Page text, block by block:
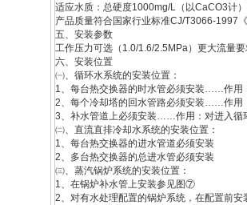
适应水质：总硬度1000mg/L（以CaCO3计）
产品质量符合国家行业标准CJ/T3066-1997《
五、安装参数
工作压力可选（1.0/1.6/2.5MPa）更大流量
六、安装位置
㈠、循环水系统的安装位置：
1、每台热交换器的时水管必须安装……作用
2、每个冷却塔的回水管路必须安装……作用
3、补水管道上必须安装……作用：对进入循
㈡、直流直排冷却水系统的安装位置：
1、每台热交换器的进水管道必须安装
2、多台热交换器的总进水管必须安装
㈢、蒸汽锅炉系统的安装位置：
1、在锅炉补水管上安装参见图⑦
2、对有水处理配置的锅炉系统，在配置前安